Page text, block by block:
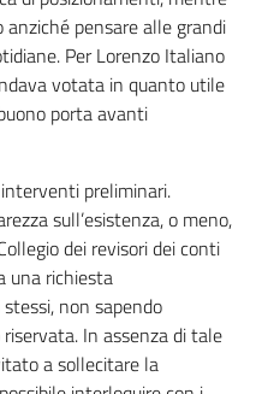
pensare alle grandi
Per Lorenzo Italiano
votata in quanto utile
porta avanti
preliminari.
sull’esistenza, o meno,
dei revisori dei conti
una richiesta
non sapendo
In assenza di tale
a sollecitare la